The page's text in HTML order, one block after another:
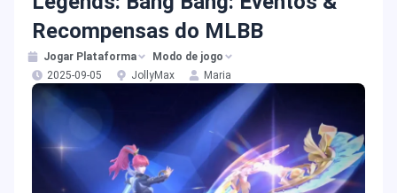
Recompensas do MLBB
Jogar Plataforma
Modo de jogo
2025-09-05
JollyMax Maria